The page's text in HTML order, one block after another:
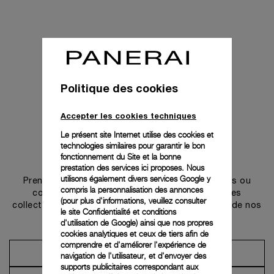
Prendre contact
Prenez rendez-vous dans l’une de nos boutiques ou
contactez notre conciergerie pour découvrir les
collections et bénéficier des conseils ou services de nos
ambassadeurs.
Prendre un rendez-vous
Politique des cookies
Accepter les cookies techniques
Le présent site Internet utilise des cookies et
technologies similaires pour garantir le bon
fonctionnement du Site et la bonne
prestation des services ici proposes. Nous
utilisons également divers services Google y
compris la personnalisation des annonces
(pour plus d'informations, veuillez consulter
le site Confidentialité et conditions
d'utilisation de Google) ainsi que nos propres
cookies analytiques et ceux de tiers afin de
comprendre et d'améliorer l'expérience de
navigation de l'utilisateur, et d'envoyer des
supports publicitaires correspondant aux